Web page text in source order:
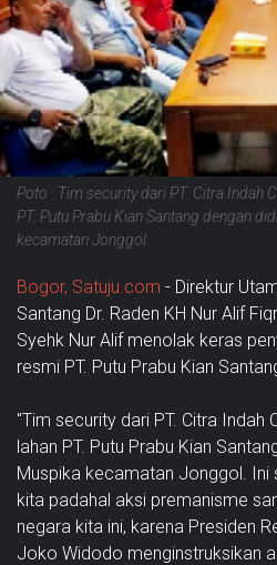
Poto : Tim security dari PT. Citra Indah
PT. Putu Prabu Kian Santang dengan
kecamatan Jonggol.
Bogor, Satuju.com - Direktur
Santang Dr. Raden KH Nur Alif
Syehk Nur Alif menolak keras
resmi PT. Putu Prabu Kian
"Tim security dari PT. Citra
lahan PT. Putu Prabu Kian
Muspika kecamatan Jonggol. Ini
kita padahal aksi premanisme
negara kita ini, karena Presiden
Joko Widodo menginstruksikan